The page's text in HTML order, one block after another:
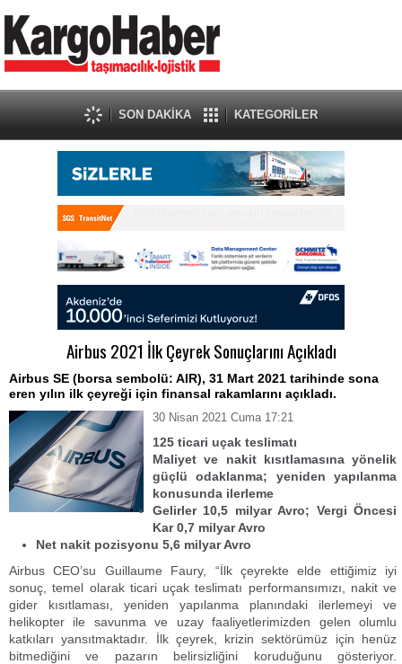
SON DAKİKA KATEGORİLER
Airbus 2021 İlk Çeyrek Sonuçlarını Açıkladı
Airbus SE (borsa sembolü: AIR), 31 Mart 2021 tarihinde sona
eren yılın ilk çeyreği için finansal rakamlarını açıkladı.
30 Nisan 2021 Cuma 17:21
125 ticari uçak teslimatı
Maliyet ve nakit kısıtlamasına yönelik
güçlü odaklanma; yeniden yapılanma
konusunda ilerleme
Gelirler 10,5 milyar Avro; Vergi Öncesi
Kar 0,7 milyar Avro
Net nakit pozisyonu 5,6 milyar Avro
Airbus CEO’su Guillaume Faury, “İlk çeyrekte elde ettiğimiz iyi
sonuç, temel olarak ticari uçak teslimatı performansımızı, nakit ve
gider kısıtlaması, yeniden yapılanma planındaki ilerlemeyi ve
helikopter ile savunma ve uzay faaliyetlerimizden gelen olumlu
katkıları yansıtmaktadır. İlk çeyrek, krizin sektörümüz için henüz
bitmediğini ve pazarın belirsizliğini koruduğunu gösteriyor.